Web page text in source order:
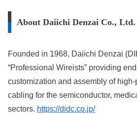
About Daiichi Denzai Co., Ltd.
Founded in 1968, Daiichi Denzai
“Professional Wireists” providing
customization and assembly of high-
cabling for the semiconductor,
sectors. https://didc.co.jp/